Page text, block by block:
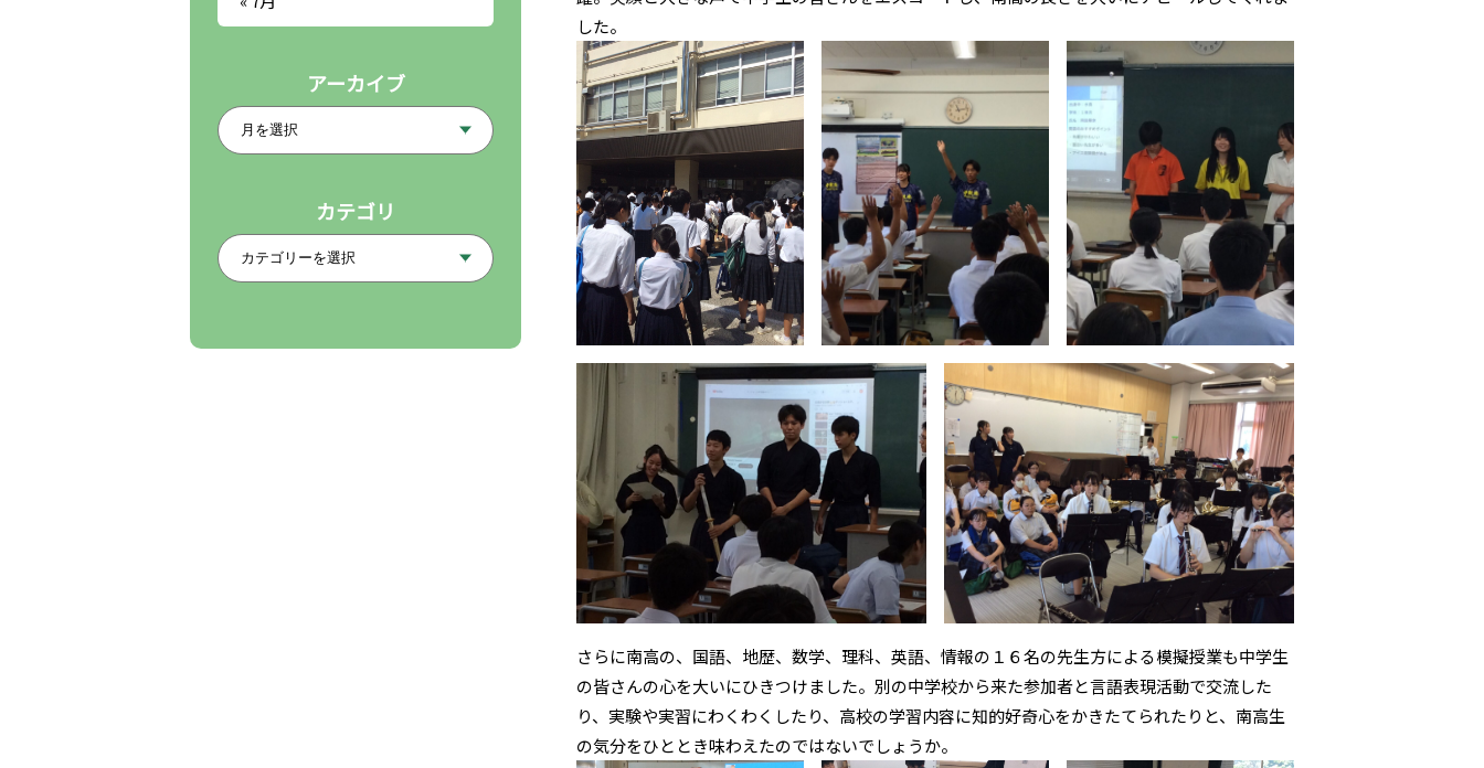
アーカイブ
カテゴリ
した。
さらに南高の、国語、地歴、数学、理科、英語、情報の１６名の先生方による模擬授業も中学生
の皆さんの心を大いにひきつけました。別の中学校から来た参加者と言語表現活動で交流した
り、実験や実習にわくわくしたり、高校の学習内容に知的好奇心をかきたてられたりと、南高生
の気分をひととき味わえたのではないでしょうか。